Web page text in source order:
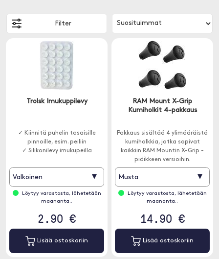
Filter
Trolsk Imukuppilevy
✓ Kiinnitä puhelin tasaisille
pinnoille, esim. peiliin
✓ Silikonilevy imukupeilla
Valkoinen ▾
Löytyy varastosta, lähetetään
maananta..
2.90 €
Lisää ostoskoriin
RAM Mount X-Grip
Kumiholkit 4-pakkaus
Pakkaus sisältää 4 ylimääräistä
kumiholkkia, jotka sopivat
kaikkiin RAM Mountin X-Grip -
pidikkeen versioihin.
Musta ▾
Löytyy varastosta, lähetetään
maananta..
14.90 €
Lisää ostoskoriin